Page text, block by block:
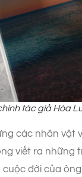
tác giả Hòa
các nhân vật
viết ra những
đời của